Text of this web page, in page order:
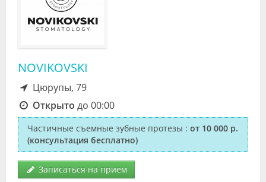
NOVIKOVSKI
Цюрупы, 79
Открыто до 00:00
Частичные съемные зубные протезы : от 10 000 р.
(консультация бесплатно)
Записаться на прием